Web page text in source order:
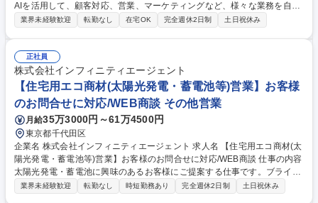
AIを活用して、顧客対応、営業、マーケティングなど、様々な業務を自動
化・効率化する自律型AIエージェントのプラットフォーム「Agent force」
かという視点が求められるため、目の前の商談をCloseするための営業ス
キルを磨くことはもちろん、Generalistとしての視点でビジネスを進めて
いく経験ができます。これまでの営業職とは違った形で皆さんのキャリア
アップに大きく貢献できるポジションとなっています。 募集職種 Agentfo
rce【AI製品営業/AccountExecutive】世界No.1自立型AIエージェントCR
M
業界未経験歓迎 転勤なし 在宅OK 完全週休2日制 土日祝休み
正社員
株式会社インフィニティエージェント
【住宅用エコ商材(太陽光発電・蓄電池等)営業】お客様
のお問合せに対応/WEB商談 その他営業
月給35万3000円～61万4500円
東京都千代田区
企業名 株式会社インフィニティエージェント 求人名 【住宅用エコ商材(太
陽光発電・蓄電池等)営業】お客様のお問合せに対応/WEB商談 仕事の内容
太陽光発電・蓄電池に興味のあるお客様にご提案する仕事です。ブライダ
ルや不動産カウンター、保険窓口などでの経験を活かし、営業スキルを身
業界未経験歓迎 転勤なし 時短勤務あり 完全週休2日制 土日祝休み